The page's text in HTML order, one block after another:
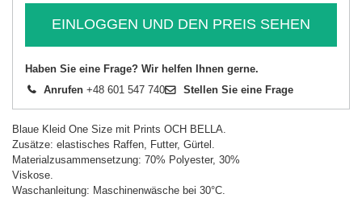
EINLOGGEN UND DEN PREIS SEHEN
Haben Sie eine Frage? Wir helfen Ihnen gerne.
Anrufen +48 601 547 740 Stellen Sie eine Frage
Blaue Kleid One Size mit Prints OCH BELLA.
Zusätze: elastisches Raffen, Futter, Gürtel.
Materialzusammensetzung: 70% Polyester, 30%
Viskose.
Waschanleitung: Maschinenwäsche bei 30°C.